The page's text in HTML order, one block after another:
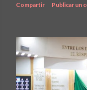
Compartir Publicar un